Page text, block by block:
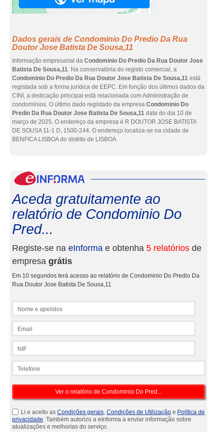
Dados gerais de Condominio Do Predio Da Rua
Doutor Jose Batista De Sousa,11
Informação empresarial da Condominio Do Predio Da Rua Doutor Jose
Batista De Sousa,11. Na conservatória do registo comercial, a
Condominio Do Predio Da Rua Doutor Jose Batista De Sousa,11 está
registada sob a forma jurídica de EEPC. Em função dos últimos dados da
CINI, a dedicação principal está relacionada com Administração de
condomínios. O último dado registado da empresa Condominio Do
Predio Da Rua Doutor Jose Batista De Sousa,11 data do dia 10 de
março de 2025. O endereço da empresa é R DOUTOR JOSE BATISTA
DE SOUSA 11-1 D, 1500-244. O endereço localiza-se na cidade de
BENFICA LISBOA do distrito de LISBOA.
Aceda gratuitamente ao
relatório de Condominio Do
Pred...
Registe-se na eInforma e obtenha 5 relatórios de
empresa grátis
Em 10 segundos terá acesso ao relatório de Condominio Do Predio Da
Rua Doutor Jose Batista De Sousa,11
Li e aceito as Condições gerais, Condições de Utilização e Política de
privacidade. Também autorizo a eInforma a enviar informação sobre
atualizações e melhorias do serviço.